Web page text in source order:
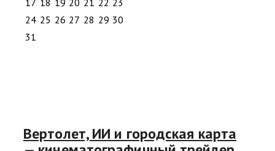
24 25 26 27 28 29 30
31
Вертолет, ИИ и городская карта